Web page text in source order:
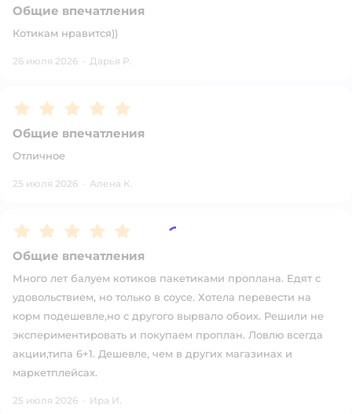
Общие впечатления
Котикам нравится))
26 июля 2026 · Дарья Р.
Рейтинг:5
Общие впечатления
Отличное
25 июля 2026 · Алена К.
Рейтинг:5
Общие впечатления
Много лет балуем котиков пакетиками проплана. Едят с
удовольствием, но только в соусе. Хотела перевести на
корм подешевле,но с другого вырвало обоих. Решили не
экспериментировать и покупаем проплан. Ловлю всегда
акции,типа 6+1. Дешевле, чем в других магазинах и
маркетплейсах.
25 июля 2026 · Ира И.